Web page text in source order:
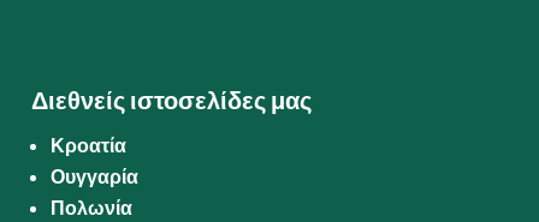
Διεθνείς ιστοσελίδες μας
Κροατία
Ουγγαρία
Πολωνία